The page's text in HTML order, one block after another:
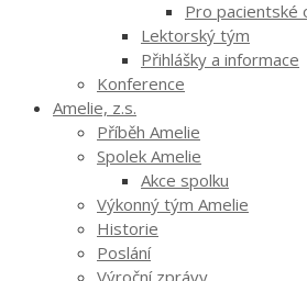
Pro pacientské
Lektorský tým
Přihlášky a informace
Konference
Amelie, z.s.
Příběh Amelie
Spolek Amelie
Akce spolku
Výkonný tým Amelie
Historie
Poslání
Výroční zprávy